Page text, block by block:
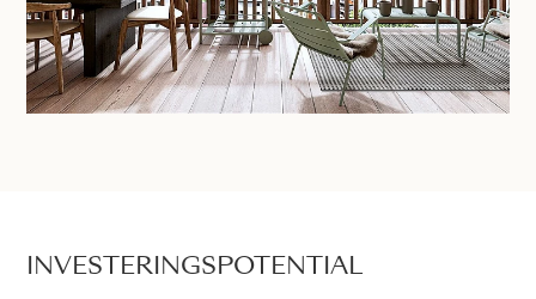
INVESTERINGSPOTENTIAL